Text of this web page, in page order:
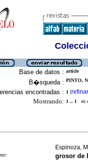
Base de datos : article
B�squeda : PINTO,
encontradas : 1 [refinar
Mostrando: 1 .. 1 en
Espinoza,
grosor de